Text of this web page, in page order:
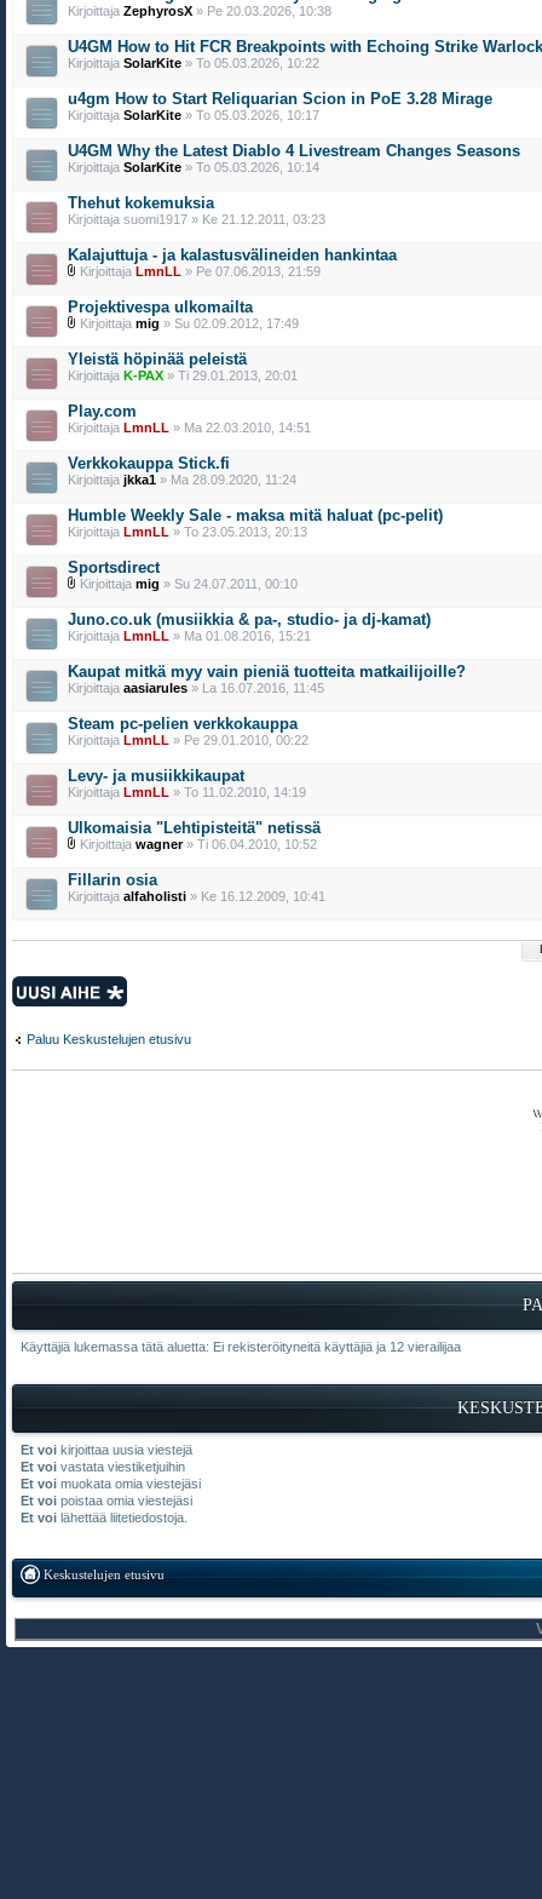
Kirjoittaja ZephyrosX » Pe 20.03.2026, 10:38
U4GM How to Hit FCR Breakpoints with Echoing Strike Warlock
Kirjoittaja SolarKite » To 05.03.2026, 10:22
u4gm How to Start Reliquarian Scion in PoE 3.28 Mirage
Kirjoittaja SolarKite » To 05.03.2026, 10:17
U4GM Why the Latest Diablo 4 Livestream Changes Seasons
Kirjoittaja SolarKite » To 05.03.2026, 10:14
Thehut kokemuksia
Kirjoittaja suomi1917 » Ke 21.12.2011, 03:23
Kalajuttuja - ja kalastusvälineiden hankintaa
Kirjoittaja LmnLL » Pe 07.06.2013, 21:59
Projektivespa ulkomailta
Kirjoittaja mig » Su 02.09.2012, 17:49
Yleistä höpinää peleistä
Kirjoittaja K-PAX » Ti 29.01.2013, 20:01
Play.com
Kirjoittaja LmnLL » Ma 22.03.2010, 14:51
Verkkokauppa Stick.fi
Kirjoittaja jkka1 » Ma 28.09.2020, 11:24
Humble Weekly Sale - maksa mitä haluat (pc-pelit)
Kirjoittaja LmnLL » To 23.05.2013, 20:13
Sportsdirect
Kirjoittaja mig » Su 24.07.2011, 00:10
Juno.co.uk (musiikkia & pa-, studio- ja dj-kamat)
Kirjoittaja LmnLL » Ma 01.08.2016, 15:21
Kaupat mitkä myy vain pieniä tuotteita matkailijoille?
Kirjoittaja aasiarules » La 16.07.2016, 11:45
Steam pc-pelien verkkokauppa
Kirjoittaja LmnLL » Pe 29.01.2010, 00:22
Levy- ja musiikkikaupat
Kirjoittaja LmnLL » To 11.02.2010, 14:19
Ulkomaisia "Lehtipisteitä" netissä
Kirjoittaja wagner» Ti 06.04.2010, 10:52
Fillarin osia
Kirjoittaja alfaholisti » Ke 16.12.2009, 10:41
Lähetä uusi viesti
Paluu Keskustelujen etusivu
Käyttäjiä lukemassa tätä aluetta: Ei rekisteröityneitä käyttäjiä ja 12 vierailijaa
Et voi kirjoittaa uusia viestejä
Et voi vastata viestiketjuihin
Et voi muokata omia viestejäsi
Et voi poistaa omia viestejäsi
Et voi lähettää liitetiedostoja.
Keskustelujen etusivu